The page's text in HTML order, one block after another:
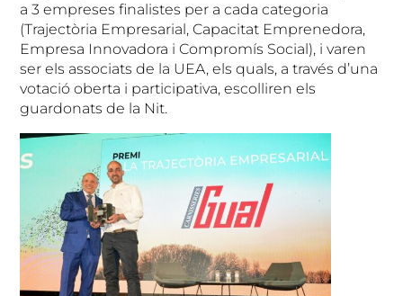
a 3 empreses finalistes per a cada categoria
(Trajectòria Empresarial, Capacitat Emprenedora,
Empresa Innovadora i Compromís Social), i varen
ser els associats de la UEA, els quals, a través d’una
votació oberta i participativa, escolliren els
guardonats de la Nit.